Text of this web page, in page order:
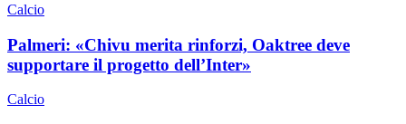
Calcio
Palmeri: «Chivu merita rinforzi, Oaktree deve
supportare il progetto dell’Inter»
Calcio